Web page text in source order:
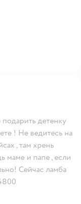
детенку
! Не ведитесь на
, там хрень
маме и папе , если
Сейчас ламба